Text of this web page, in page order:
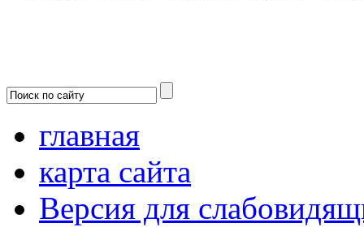
главная
карта сайта
Версия для